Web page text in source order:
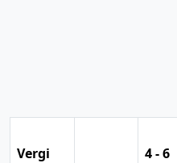
Vergi
4 - 6